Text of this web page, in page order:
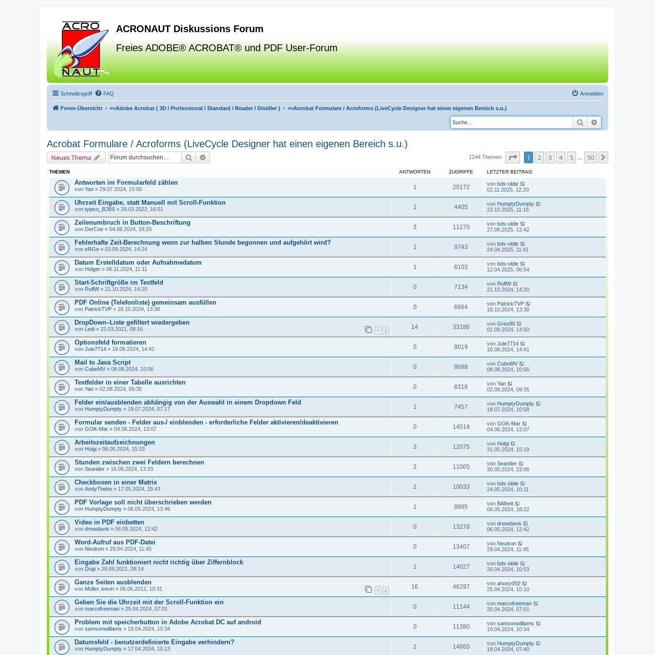
ACRONAUT Diskussions Forum
Freies ADOBE® ACROBAT® und PDF User-Forum
Schnellzugriff FAQ Anmelden
Foren-Übersicht <>Adobe Acrobat ( 3D / Professional / Standard / Reader / Distiller ) <>Acrobat Formulare / Acroforms (LiveCycle Designer hat einen eigenen Bereich s.u.)
Suche
Acrobat Formulare / Acroforms (LiveCycle Designer hat einen eigenen Bereich s.u.)
Neues Thema Suche 1244 Themen Seite von50
1 2 3 4 5 50
THEMEN ANTWORTEN ZUGRIFFE LETZTER BEITRAG
Antworten im Formularfeld zählen
von Yan » 29.07.2024, 15:00 1 20172 von bds-oldie
02.11.2025, 12:20
Uhrzeit Eingabe, statt Manuell mit Scroll-Funktion
von typico_BJBS » 28.03.2022, 16:51 1 4405 von HumptyDumpty
23.10.2025, 11:16
Zeilenumbruch in Button-Beschriftung
von DerCoe » 04.08.2024, 18:20 3 11270 von bds-oldie
27.08.2025, 12:42
Fehlerhafte Zeit-Berechnung wenn zur halben Stunde begonnen und aufgehört wird?
von eRGe » 03.09.2024, 14:24 1 8743 von bds-oldie
24.04.2025, 11:41
Datum Erstelldatum oder Aufnahmedatum
von Holger » 06.11.2024, 11:11 1 6103 von bds-oldie
12.04.2025, 06:54
Start-Schriftgröße im Textfeld
von RolfW» 21.10.2024, 14:20 0 7134 von RolfW
21.10.2024, 14:20
PDF Online (Telefonliste) gemeinsam ausfüllen
von PatrickTVP » 18.10.2024, 13:38 0 6664 von PatrickTVP
18.10.2024, 13:38
DropDown–Liste gefiltert wiedergeben
von Ledi » 23.03.2021, 08:16 1 2
14 33186 von Gres80
01.09.2024, 14:50
Optionsfeld formatieren
von Jule7714 » 16.08.2024, 14:41 0 8019 von Jule7714
16.08.2024, 14:41
Mail to Java Script
von CubeMV » 08.08.2024, 10:56 0 8088 von CubeMV
08.08.2024, 10:56
Textfelder in einer Tabelle ausrichten
von Yan » 02.08.2024, 09:35 0 8318 von Yan
02.08.2024, 09:35
Felder ein/ausblenden abhängig von der Auswahl in einem Dropdown Feld
von HumptyDumpty » 18.07.2024, 07:17 1 7457 von HumptyDumpty
18.07.2024, 10:58
Formular senden - Felder aus-/ einblenden - erforderliche Felder aktivieren/deaktivieren
von GOK-Mar » 04.06.2024, 13:07 0 14518 von GOK-Mar
04.06.2024, 13:07
Arbeitszeitaufzeichnungen
von Holgi » 08.05.2024, 15:33 3 12075 von Holgi
31.05.2024, 15:19
Stunden zwischen zwei Feldern berechnen
von Searider » 16.05.2024, 13:33 2 11005 von Searider
30.05.2024, 23:06
Checkboxen in einer Matrix
von AndyTheke » 17.05.2024, 15:43 2 10033 von bds-oldie
24.05.2024, 10:11
PDF Vorlage soll nicht überschrieben werden
von HumptyDumpty » 06.05.2024, 13:46 1 8995 von BAlheit
06.05.2024, 18:22
Video in PDF einbetten
von drewdavis » 06.05.2024, 12:42 0 13278 von drewdavis
06.05.2024, 12:42
Word-Aufruf aus PDF-Datei
von Neutron » 29.04.2024, 11:45 0 13407 von Neutron
29.04.2024, 11:45
Eingabe Zahl funktioniert nicht richtig über Ziffernblock
von Dogi » 28.09.2021, 08:14 1 14027 von bds-oldie
26.04.2024, 10:53
Ganze Seiten ausblenden
von Müller, kevin » 06.06.2012, 10:31 1 2
16 46297 von ahoez002
25.04.2024, 10:10
Geben Sie die Uhrzeit mit der Scroll-Funktion ein
von marcofreeman » 25.04.2024, 07:01 0 11144 von marcofreeman
25.04.2024, 07:01
Problem mit speicherbutton in Adobe Acrobat DC auf android
von samsonwilliams » 19.04.2024, 10:34 0 11380 von samsonwilliams
19.04.2024, 10:34
Datumsfeld - benutzerdefinierte Eingabe verhindern?
von HumptyDumpty » 17.04.2024, 10:13 2 14865 von HumptyDumpty
18.04.2024, 07:40